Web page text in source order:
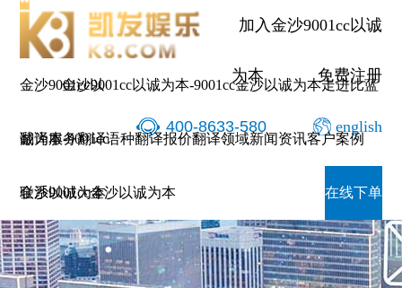
加入金沙9001cc以诚
为本 免费注册
400-8633-580 english
金沙9001cc以
诚为本-9001cc
金沙以诚为本
金沙9001cc以诚为本-9001cc金沙以诚为本走进比蓝
翻译服务翻译语种翻译报价翻译领域新闻资讯客户案例
联系9001cc金沙以诚为本 在线下单